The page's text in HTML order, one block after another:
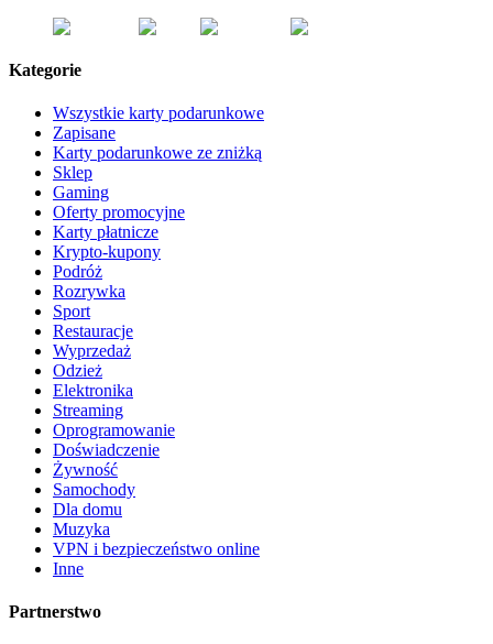
Kategorie
Wszystkie karty podarunkowe
Zapisane
Karty podarunkowe ze zniżką
Sklep
Gaming
Oferty promocyjne
Karty płatnicze
Krypto-kupony
Podróż
Rozrywka
Sport
Restauracje
Wyprzedaż
Odzież
Elektronika
Streaming
Oprogramowanie
Doświadczenie
Żywność
Samochody
Dla domu
Muzyka
VPN i bezpieczeństwo online
Inne
Partnerstwo